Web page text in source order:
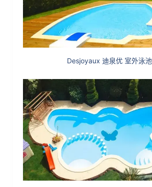
Desjoyaux 迪泉优 室外泳池